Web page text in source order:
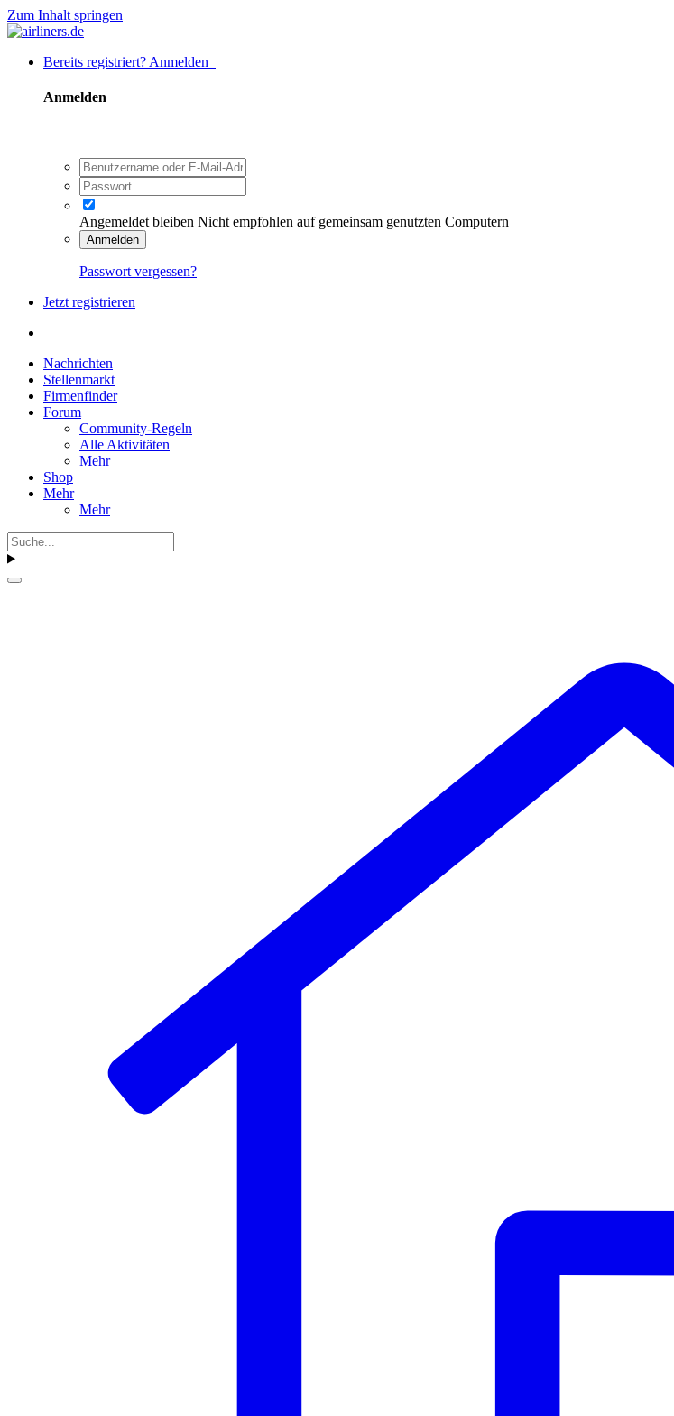
Zum Inhalt springen
Bereits registriert? Anmelden
Anmelden
Angemeldet bleiben Nicht empfohlen auf gemeinsam genutzten Computern
Anmelden
Passwort vergessen?
Jetzt registrieren
Nachrichten
Stellenmarkt
Firmenfinder
Forum
Community-Regeln
Alle Aktivitäten
Mehr
Shop
Mehr
Mehr